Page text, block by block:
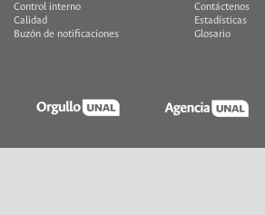
Control interno
Calidad
Buzón de notificaciones
Contáctenos
Estadísticas
Glosario